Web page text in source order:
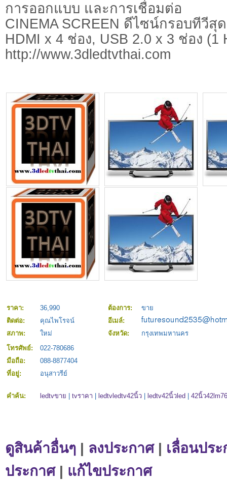
การออกแบบ และการเชื่อมต่อ
CINEMA SCREEN ดีไซน์กรอบทีวีสุ
HDMI x 4 ช่อง, USB 2.0 x 3 ช่อง (1
http://www.3dledtvthai.com
ราคา: 36,990 ต้องการ:
ขาย
ติดต่อ:
คุณไพโรจน์
อีเมล์:
สภาพ:
ใหม่ จังหวัด:
กรุงเทพมหานคร
โทรศัพย์:
022-780686
มือถือ:
088-8877404
ที่อยู่:
อนุสาวรีย์
คำค้น: ledtvขาย tvราคา ledtvledtv42นิ้ว ledtv42นิ้วled 42นิ้ว
ดูสินค้าอื่นๆ | ลงประกาศ| เลื่อนปร
ประกาศ| แก้ไขประกาศ